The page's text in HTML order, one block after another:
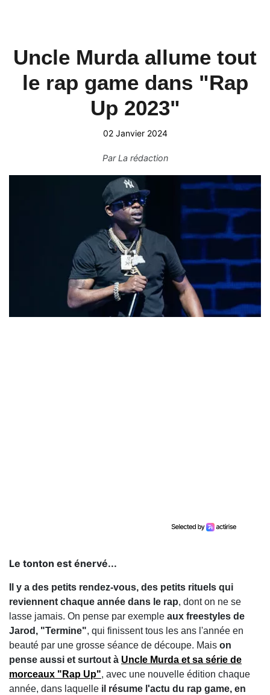
Uncle Murda allume tout
le rap game dans "Rap
Up 2023"
02 Janvier 2024
ParLa rédaction
Le tonton est énervé...
Il y a des petits rendez-vous, des petits rituels qui
reviennent chaque année dans le rap, dont on ne se
lasse jamais. On pense par exemple aux freestyles de
Jarod, "Termine", qui finissent tous les ans l'année en
beauté par une grosse séance de découpe. Mais on
pense aussi et surtout à Uncle Murda et sa série de
morceaux "Rap Up", avec une nouvelle édition chaque
année, dans laquelle il résume l'actu du rap game, en